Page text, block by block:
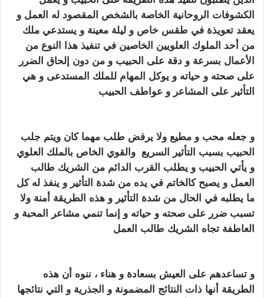
الكشوفات الروحانية الخاصة بالشخص المقصود له العمل و
يعقد تعويذة في طقس خاص و ليلة معينة و يستدعي ملك
من أحد الملوك العلويين الخاصين في تنفيذ هذا النوع من
الأعمال بسرعة و دقة على الحبيب و من دون إلحاق الضرر
على صحته و حياته و يوكل المهام للملك المستدعى و هي
التأثير على المشاعر و عواطف الحبيب
و جعله محب و مطيع ولا يرفض طلب مهما كان ويتم جلب
الحبيب بسبب التأثير السريع والقوي الخاص بالملك العلوي
و يأتي الحبيب و يطلب القرب الدائم من الشريك طالب
العمل و يصبح كالخاتم في يده من شدة التأثير و ينفذ له كل
ما يطلبه في الحال من شدة التأثير و هذه الطريقة أمنة ولا
تسبب ضرر على صحته و حياته و إنما تنمي مشاعر المحبة و
العاطفة تجاه الشريك طالب العمل
و تساعدهم على العيش بسعادة و هناء ، ننوه أن هذه
الطريقة أنها ذات النتائج المضمونة و الجذرية و التي نتائجها